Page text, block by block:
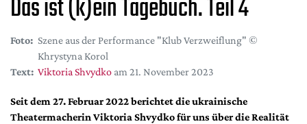
Themen
Internationales
Nachrufe
Medientipps
DdB-map
Das ist (k)ein Tagebuch. Teil 4
Foto: Szene aus der Performance "Klub Verzweiflung" ©
Khrystyna Korol
Text: Viktoria Shvydko am 21. November 2023
Seit dem 27. Februar 2022 berichtet die ukrainische
Theatermacherin Viktoria Shvydko für uns über die Realität